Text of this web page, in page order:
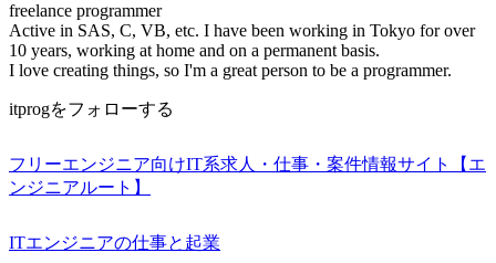
freelance programmer
Active in SAS, C, VB, etc. I have been working in Tokyo for over
10 years, working at home and on a permanent basis.
I love creating things, so I'm a great person to be a programmer.
itprogをフォローする
フリーエンジニア向けIT系求人・仕事・案件情報サイト【エ
ンジニアルート】
ITエンジニアの仕事と起業